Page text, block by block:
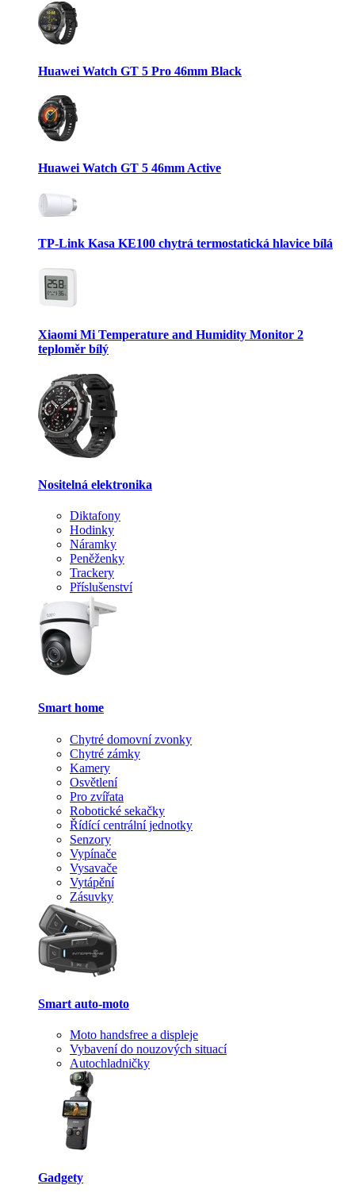
Huawei Watch GT 5 Pro 46mm Black
Huawei Watch GT 5 46mm Active
TP-Link Kasa KE100 chytrá termostatická hlavice bílá
Xiaomi Mi Temperature and Humidity Monitor 2
teploměr bílý
Nositelná elektronika
Diktafony
Hodinky
Náramky
Peněženky
Trackery
Příslušenství
Smart home
Chytré domovní zvonky
Chytré zámky
Kamery
Osvětlení
Pro zvířata
Robotické sekačky
Řídící centrální jednotky
Senzory
Vypínače
Vysavače
Vytápění
Zásuvky
Smart auto-moto
Moto handsfree a displeje
Vybavení do nouzových situací
Autochladničky
Gadgety